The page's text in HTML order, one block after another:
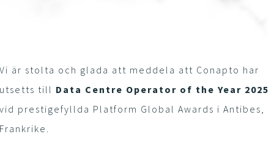
Vi är stolta och glada att meddela att Conapto har
utsetts till Data Centre Operator of the Year 2025
vid prestigefyllda Platform Global Awards i Antibes,
Frankrike.